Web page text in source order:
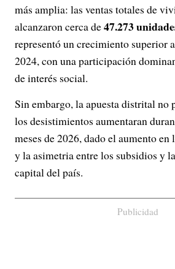
más amplia: las ventas totales de
alcanzaron cerca de47.273
representó un crecimiento superior
2024, con una participación
de interés social.
Sin embargo, la apuesta distrital no
los desistimientos aumentaran
meses de 2026, dado el aumento en
y la asimetria entre los subsidios y
capital del país.
Publicidad